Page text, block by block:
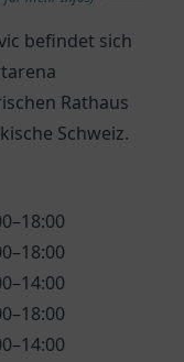
befindet sich
Rathaus
Schweiz.